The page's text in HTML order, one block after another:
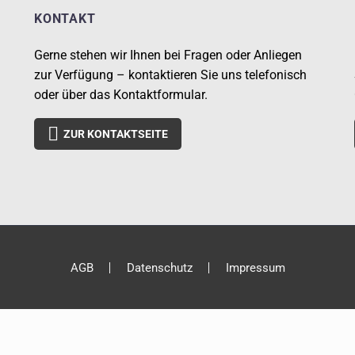
KONTAKT
Gerne stehen wir Ihnen bei Fragen oder Anliegen
zur Verfügung – kontaktieren Sie uns telefonisch
oder über das Kontaktformular.
 ZUR KONTAKTSEITE
AGB Datenschutz Impressum